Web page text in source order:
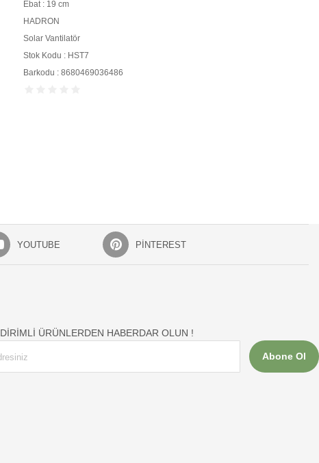
Ebat : 19 cm
HADRON
Solar Vantilatör
Stok Kodu : HST7
Barkodu : 8680469036486
YOUTUBE PINTEREST
ÜRÜNLERDEN HABERDAR OLUN !
Abone Ol